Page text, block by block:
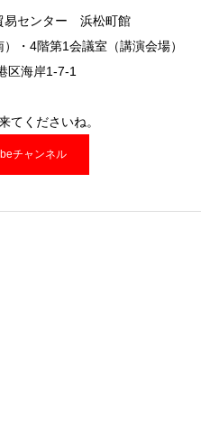
易センター 浜松町館
・4階第1会議室（講演会場）
区海岸1-7-1
てくださいね。
チャンネル